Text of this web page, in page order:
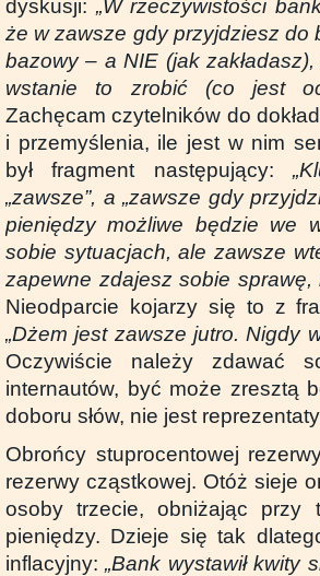
dyskusji: „W rzeczywistości
że w zawsze gdy przyjdziesz do
bazowy – a NIE (jak
wstanie to zrobić (co jest
Zachęcam czytelników do
i przemyślenia, ile jest w nim
był fragment następujący:
„zawsze”, a „zawsze gdy
pieniędzy możliwe będzie we
sobie sytuacjach, ale zawsze
zapewne zdajesz sobie
Nieodparcie kojarzy się to z
„Dżem jest zawsze jutro. Nigdy
Oczywiście należy zdawać
internautów, być może zresztą
doboru słów, nie jest
Obrońcy stuprocentowej
rezerwy cząstkowej. Otóż sieje
osoby trzecie, obniżając przy
pieniędzy. Dzieje się tak
inflacyjny:„Bank wystawił kwity